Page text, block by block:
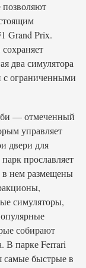
Grand Prix.
два симулятора
с ограниченными
— отмеченный
управляет
двери для
прославляет
в нем размещены
симуляторы,
собирают
В парке Ferrari
самые быстрые в